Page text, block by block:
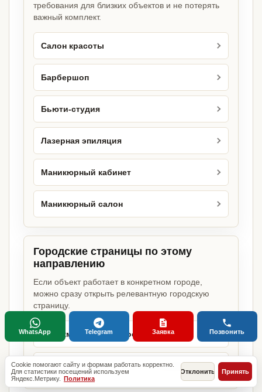
требования для близких объектов и не потерять
важный комплект.
Салон красоты
Барбершоп
Бьюти-студия
Лазерная эпиляция
Маникюрный кабинет
Маникюрный салон
Городские страницы по этому
направлению
Если объект работает в конкретном городе,
можно сразу открыть релевантную городскую
страницу.
Парикмахерская в Москве
Парикмахерская в Санкт-Петербурге
Cookie помогают сайту и формам работать корректно.
Для статистики посещений используем
Яндекс.Метрику. Политика
Отклонить Принять
WhatsApp Telegram Заявка Позвонить